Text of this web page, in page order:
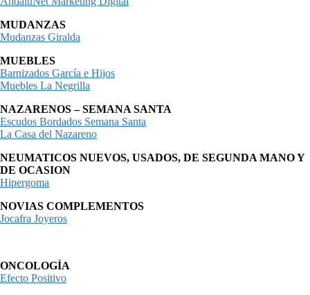
MUDANZAS
Mudanzas Giralda
MUEBLES
Barnizados García e Hijos
Muebles La Negrilla
NAZARENOS – SEMANA SANTA
Escudos Bordados Semana Santa
La Casa del Nazareno
NEUMATICOS NUEVOS, USADOS, DE SEGUNDA MANO Y
DE OCASION
Hipergoma
NOVIAS COMPLEMENTOS
Jocafra Joyeros
ONCOLOGÍA
Efecto Positivo